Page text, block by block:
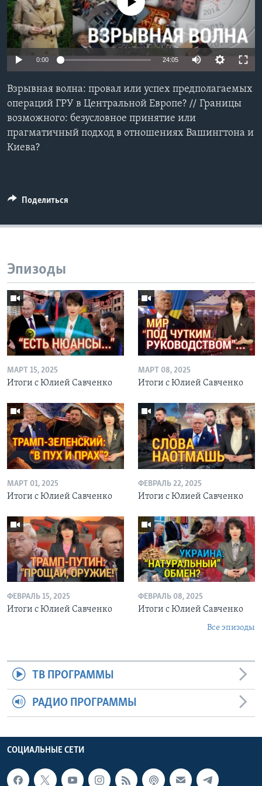
Learning English
Языки
No media source currently available
0:00 24:05
Взрывная волна: провал или успех предполагаемых
операций ГРУ в Центральной Европе? // Границы
возможного: безусловное принятие или
прагматичный подход в отношениях Вашингтона и
Киева?
Поделиться
Эпизоды
МАРТ 15, 2025
Итоги с Юлией Савченко
МАРТ 08, 2025
Итоги с Юлией Савченко
МАРТ 01, 2025
Итоги с Юлией Савченко
ФЕВРАЛЬ 22, 2025
Итоги с Юлией Савченко
ФЕВРАЛЬ 15, 2025
Итоги с Юлией Савченко
ФЕВРАЛЬ 08, 2025
Итоги с Юлией Савченко
Все эпизоды
ТВ ПРОГРАММЫ
РАДИО ПРОГРАММЫ
СОЦИАЛЬНЫЕ СЕТИ